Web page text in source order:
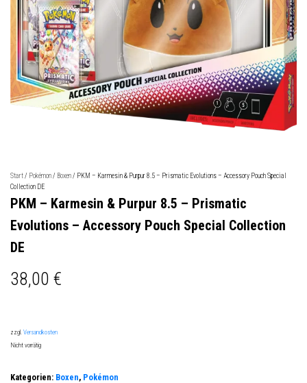
Start/ Pokémon/ Boxen/ PKM – Karmesin & Purpur 8.5 – Prismatic Evolutions – Accessory Pouch Special
Collection DE
PKM – Karmesin & Purpur 8.5 – Prismatic
Evolutions – Accessory Pouch Special Collection
DE
38,00 €
zzgl. Versandkosten
Nicht vorrätig
Kategorien: Boxen, Pokémon